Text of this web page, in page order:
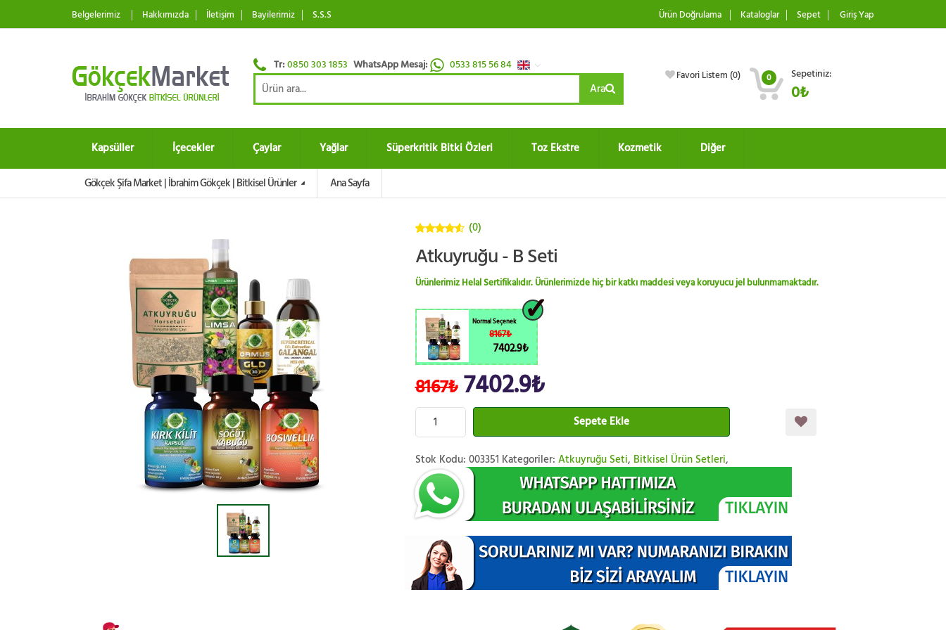
Belgelerimiz Hakkımızda İletişim Bayilerimiz S.S.S Ürün Doğrulama Kataloglar Sepet Giriş Yap
Tr:0850 303 1853 WhatsApp Mesaj: 0533 815 56 84
Ara
Favori Listem (0) 0 Sepetiniz:
0₺
Kapsüller İçecekler Çaylar Yağlar Süperkritik Bitki Özleri Toz Ekstre Kozmetik Diğer
Gökçek Şifa Market | İbrahim Gökçek | Bitkisel Ürünler Ana Sayfa
üzerinden
(0)
Atkuyruğu - B Seti
Ürünlerimiz Helal Sertifikalıdır. Ürünlerimizde hiç bir katkı maddesi veya koruyucu jel bulunmamaktadır.
Normal Seçenek
8167₺
7402.9₺
8167₺7402.9₺
Sepete Ekle
Stok Kodu: 003351 Kategoriler: Atkuyruğu Seti, Bitkisel Ürün Setleri,